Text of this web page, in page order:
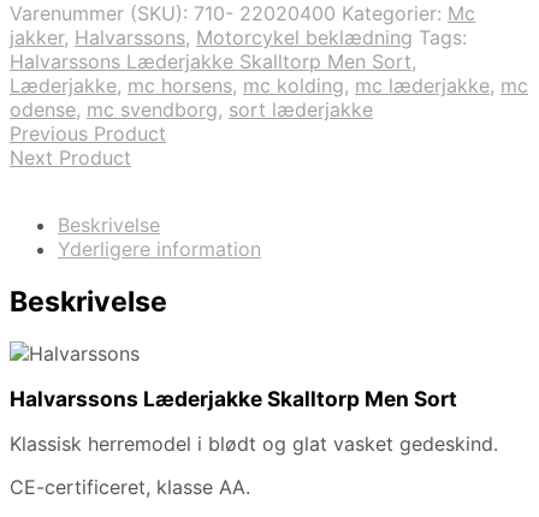
Varenummer (SKU): 710- 22020400 Kategorier: Mc
jakker, Halvarssons, Motorcykel beklædning Tags:
Halvarssons Læderjakke Skalltorp Men Sort,
Læderjakke, mc horsens, mc kolding, mc læderjakke, mc
odense, mc svendborg, sort læderjakke
Previous Product
Next Product
Beskrivelse
Yderligere information
Beskrivelse
Halvarssons Læderjakke Skalltorp Men Sort
Klassisk herremodel i blødt og glat vasket gedeskind.
CE-certificeret, klasse AA.